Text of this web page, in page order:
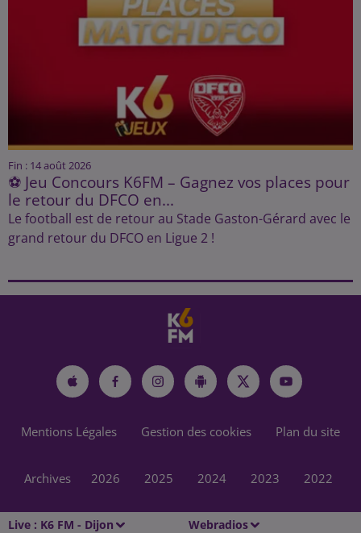
Live : K6 FM - Dijon Webradios
Fin : 14 août 2026
⚽ Jeu Concours K6FM – Gagnez vos places pour
le retour du DFCO en...
Le football est de retour au Stade Gaston-Gérard avec le
grand retour du DFCO en Ligue 2 !
Mentions Légales Gestion des cookies Plan du site
Archives 2026 2025 2024 2023 2022